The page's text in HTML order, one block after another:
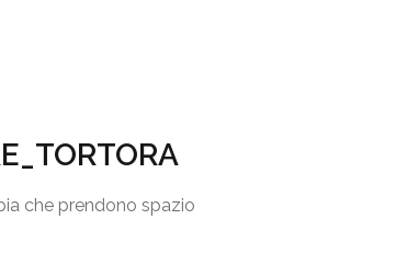
che prendono spazio